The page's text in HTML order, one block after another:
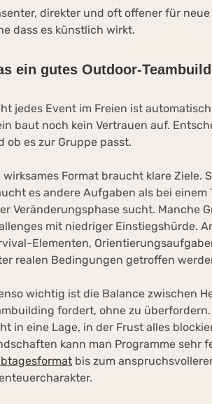
direkter und oft offener für
dass es künstlich wirkt.
ein gutes Outdoor-
jedes Event im Freien ist
baut noch kein Vertrauen auf.
ob es zur Gruppe passt.
wirksames Format braucht klare Ziele.
es andere Aufgaben als bei einem
Veränderungsphase sucht. Manche
mit niedriger Einstiegshürde.
Elementen,
realen Bedingungen getroffen
wichtig ist die Balance zwischen
fordert, ohne zu
in eine Lage, in der Frust alles
kann man Programme sehr
bis zum